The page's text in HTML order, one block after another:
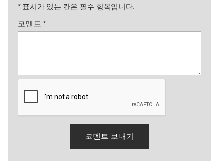
* 표시가 있는 칸은 필수 항목입니다.
코멘트 *